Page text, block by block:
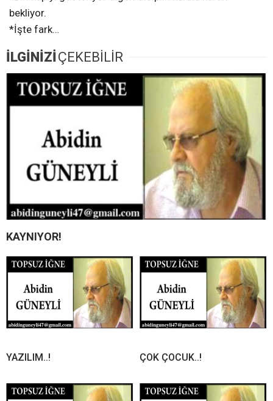
bekliyor.
*İşte fark…
İLGİNİZİÇEKEBİLİR
KAYNIYOR!
YAZILIM..! ÇOK ÇOCUK..!